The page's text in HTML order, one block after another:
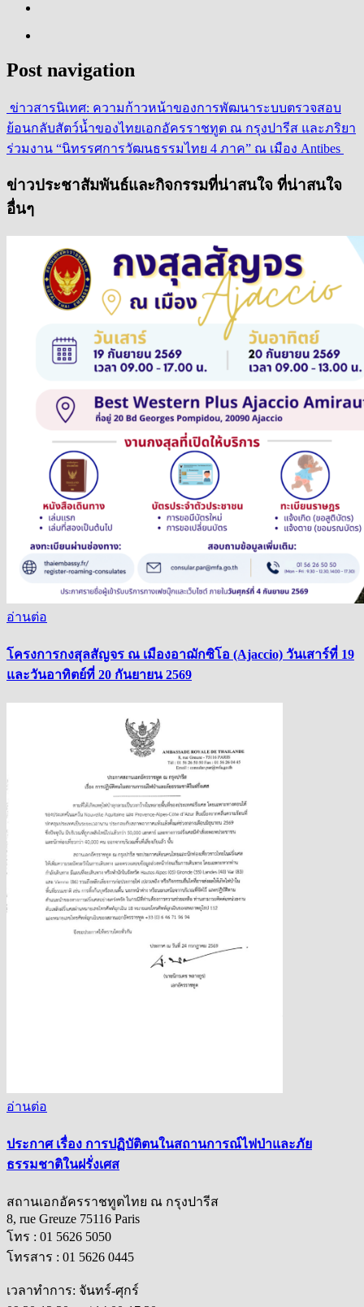
Post navigation
ข่าวสารนิเทศ: ความก้าวหน้าของการพัฒนาระบบตรวจสอบ
ย้อนกลับสัตว์น้ำของไทยเอกอัครราชทูต ณ กรุงปารีส และภริยา
ร่วมงาน “นิทรรศการวัฒนธรรมไทย 4 ภาค” ณ เมือง Antibes
ข่าวประชาสัมพันธ์และกิจกรรมที่น่าสนใจ ที่น่าสนใจ
อื่นๆ
อ่านต่อ
โครงการกงสุลสัญจร ณ เมืองอาฌักซิโอ (Ajaccio) วันเสาร์ที่ 19
และวันอาทิตย์ที่ 20 กันยายน 2569
อ่านต่อ
ประกาศ เรื่อง การปฏิบัติตนในสถานการณ์ไฟป่าและภัย
ธรรมชาติในฝรั่งเศส
สถานเอกอัครราชทูตไทย ณ กรุงปารีส
8, rue Greuze 75116 Paris
โทร : 01 5626 5050
โทรสาร : 01 5626 0445
เวลาทำการ: จันทร์-ศุกร์